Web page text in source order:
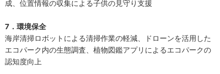
成、位置情報の収集による子供の見守り支援
7．環境保全
海岸清掃ロボットによる清掃作業の軽減、ドローンを活用した
エコパーク内の生態調査、植物図鑑アプリによるエコパークの
認知度向上